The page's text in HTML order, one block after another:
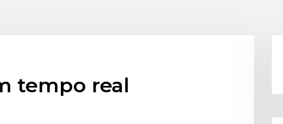
tempo real